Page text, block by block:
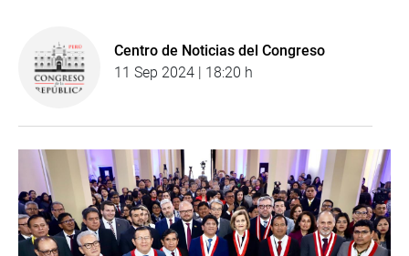
Centro de Noticias del Congreso
11 Sep 2024 | 18:20 h